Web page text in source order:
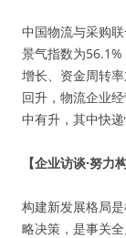
中国物流与采购
景气指数为
增长、资金周转
回升，物流企业
中有升，其中快递
【企业访谈·努
构建新发展格局
略决策，是事关